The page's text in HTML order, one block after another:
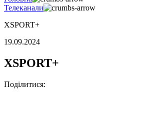
Телеканали
XSPORT+
19.09.2024
XSPORT+
Поділитися: